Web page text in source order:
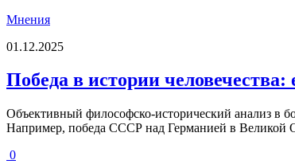
Мнения
01.12.2025
Победа в истории
Объективный философско-исторический анализ в
Например, победа СССР над Германией в Великой
0